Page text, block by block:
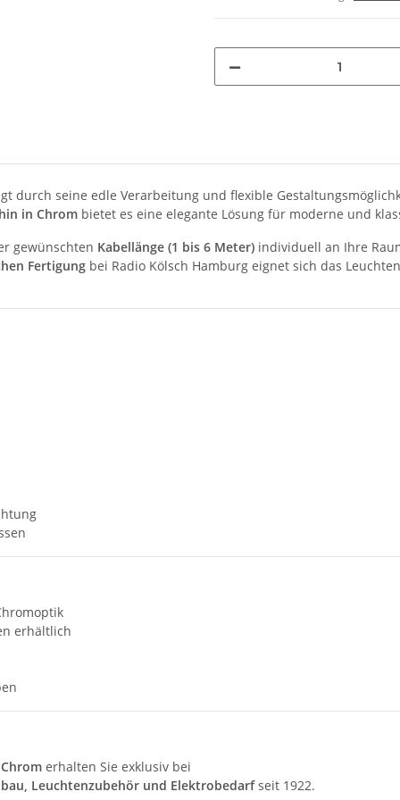
durch seine edle Verarbeitung und flexible
in Chrom bietet es eine elegante Lösung für moderne und
gewünschten Kabellänge (1 bis 6 Meter) individuell an Ihre
Fertigung bei Radio Kölsch Hamburg eignet sich das
erhältlich
erhalten Sie exklusiv bei
Leuchtenzubehör und Elektrobedarfseit 1922.